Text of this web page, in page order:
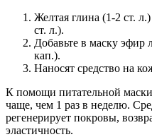
Желтая глина (1-2 ст.
ст. л.).
Добавьте в маску
кап.).
Наносят средство на
К помощи питательной маски
чаще, чем 1 раз в неделю.
регенерирует покровы,
эластичность.